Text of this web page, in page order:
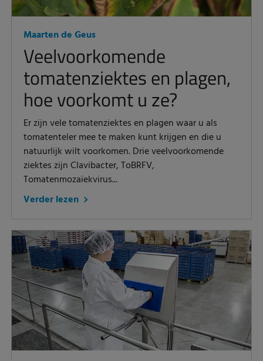
Maarten de Geus
Veelvoorkomende
tomatenziektes en plagen,
hoe voorkomt u ze?
Er zijn vele tomatenziektes en plagen waar u als
tomatenteler mee te maken kunt krijgen en die u
natuurlijk wilt voorkomen. Drie veelvoorkomende
ziektes zijn Clavibacter, ToBRFV,
Tomatenmozaïekvirus...
Verder lezen